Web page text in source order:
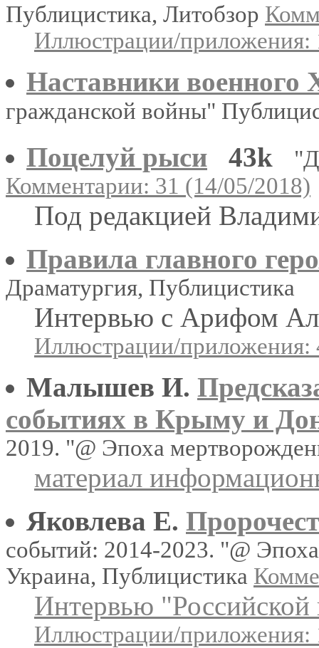
Публицистика, Литобзор
Иллюстрации/приложения:
Наставники военного
гражданской войны"
Поцелуй рыси
43k
Комментарии: 31 (14/05/2018)
Под редакцией
Правила главного
Драматургия, Публицистика
Интервью с Арифом
Иллюстрации/приложения:
Малышев И.
событиях в Крыму и
2019. "@ Эпоха
материал
Яковлева Е.
событий: 2014-2023. "@
Украина, Публицистика
Интервью "Российской
Иллюстрации/приложения: